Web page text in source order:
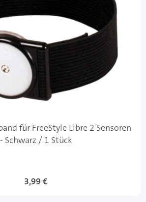
für FreeStyle Libre 2 Sensoren
- Schwarz / 1 Stück
Sonderangebot
3,99 €